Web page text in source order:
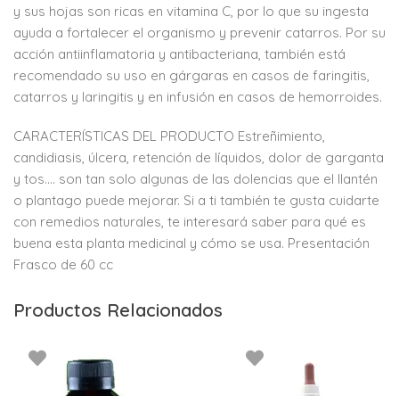
y sus hojas son ricas en vitamina C, por lo que su ingesta
ayuda a fortalecer el organismo y prevenir catarros. Por su
acción antiinflamatoria y antibacteriana, también está
recomendado su uso en gárgaras en casos de faringitis,
catarros y laringitis y en infusión en casos de hemorroides.
CARACTERÍSTICAS DEL PRODUCTO Estreñimiento,
candidiasis, úlcera, retención de líquidos, dolor de garganta
y tos…. son tan solo algunas de las dolencias que el llantén
o plantago puede mejorar. Si a ti también te gusta cuidarte
con remedios naturales, te interesará saber para qué es
buena esta planta medicinal y cómo se usa. Presentación
Frasco de 60 cc
Productos Relacionados